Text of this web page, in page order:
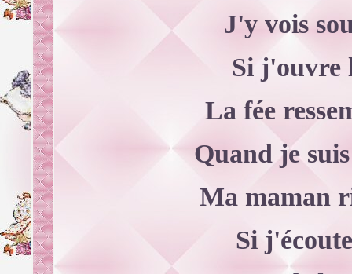
J'y vois
Si j'ouvre
La fée
Quand je
Ma maman
Si